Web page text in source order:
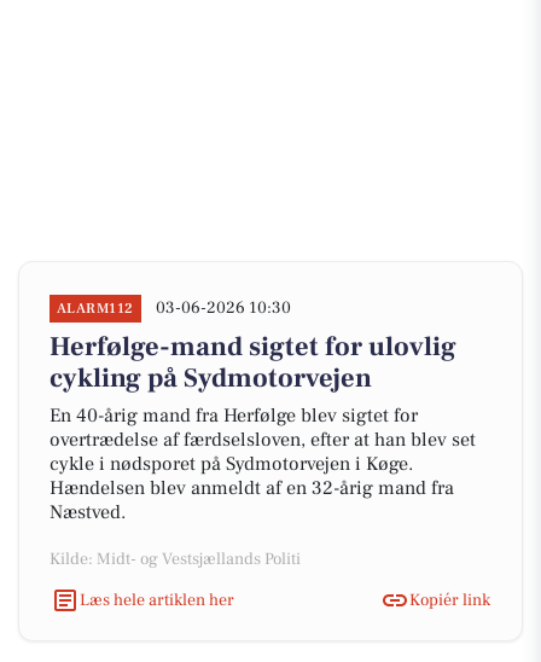
ALARM112 03-06-2026 10:30
Herfølge-mand sigtet for ulovlig
cykling på Sydmotorvejen
En 40-årig mand fra Herfølge blev sigtet for
overtrædelse af færdselsloven, efter at han blev set
cykle i nødsporet på Sydmotorvejen i Køge.
Hændelsen blev anmeldt af en 32-årig mand fra
Næstved.
Kilde: Midt- og Vestsjællands Politi
Læs hele artiklen her
Kopiér link